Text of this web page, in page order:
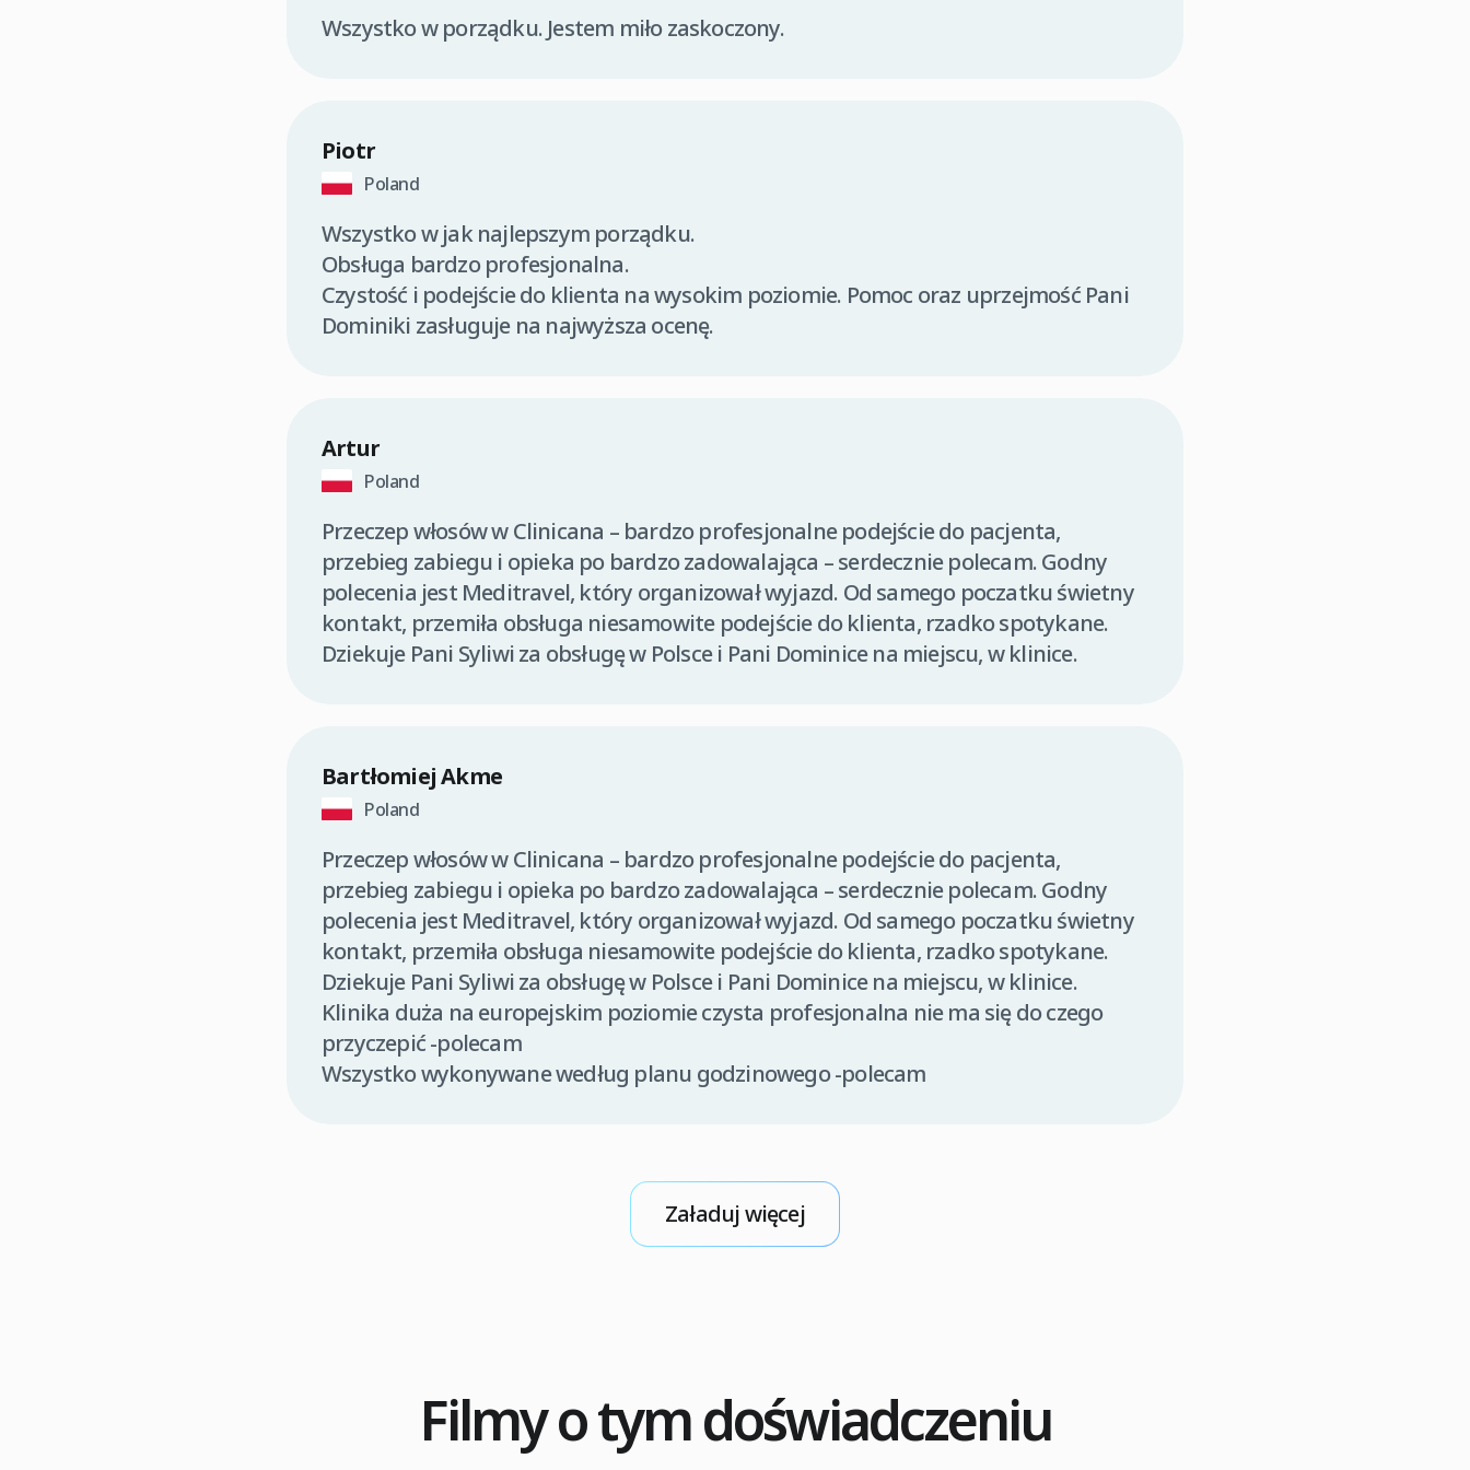
Wszystko w porządku. Jestem miło zaskoczony.
Piotr
Poland
Wszystko w jak najlepszym porządku.
Obsługa bardzo profesjonalna.
Czystość i podejście do klienta na wysokim poziomie. Pomoc oraz uprzejmość Pani
Dominiki zasługuje na najwyższa ocenę.
Artur
Poland
Przeczep włosów w Clinicana – bardzo profesjonalne podejście do pacjenta,
przebieg zabiegu i opieka po bardzo zadowalająca – serdecznie polecam. Godny
polecenia jest Meditravel, który organizował wyjazd. Od samego poczatku świetny
kontakt, przemiła obsługa niesamowite podejście do klienta, rzadko spotykane.
Dziekuje Pani Syliwi za obsługę w Polsce i Pani Dominice na miejscu, w klinice.
Bartłomiej Akme
Poland
Przeczep włosów w Clinicana – bardzo profesjonalne podejście do pacjenta,
przebieg zabiegu i opieka po bardzo zadowalająca – serdecznie polecam. Godny
polecenia jest Meditravel, który organizował wyjazd. Od samego poczatku świetny
kontakt, przemiła obsługa niesamowite podejście do klienta, rzadko spotykane.
Dziekuje Pani Syliwi za obsługę w Polsce i Pani Dominice na miejscu, w klinice.
Klinika duża na europejskim poziomie czysta profesjonalna nie ma się do czego
przyczepić -polecam
Wszystko wykonywane według planu godzinowego -polecam
Załaduj więcej
Filmy o tym doświadczeniu